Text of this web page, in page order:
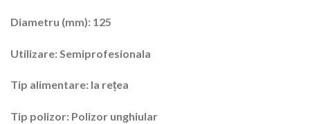
Diametru (mm): 125
Utilizare: Semiprofesionala
Tip alimentare: la rețea
Tip polizor: Polizor unghiular